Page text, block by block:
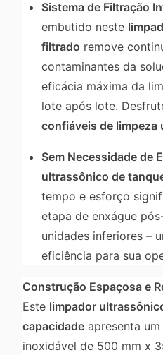
Sistema de Filtração
embutido neste
filtrado remove
contaminantes da
eficácia máxima da
lote após lote.
confiáveis de limpeza
Sem Necessidade de
ultrassônico de
tempo e esforço
etapa de enxágue
unidades inferiores –
eficiência para sua
Construção Espaçosa e
Este limpador
capacidade apresenta
inoxidável de 500 mm x